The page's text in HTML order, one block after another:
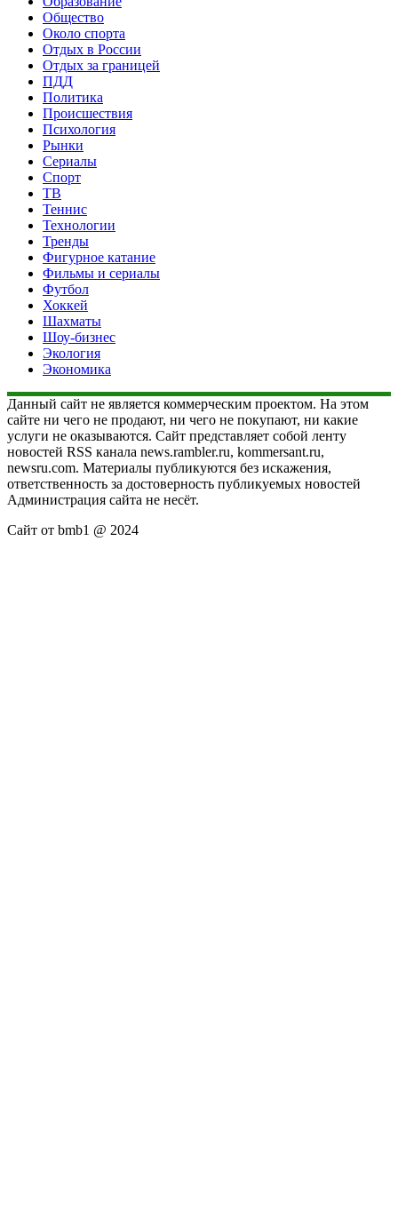
Общество
Около спорта
Отдых в России
Отдых за границей
ПДД
Политика
Происшествия
Психология
Рынки
Сериалы
Спорт
ТВ
Теннис
Технологии
Тренды
Фигурное катание
Фильмы и сериалы
Футбол
Хоккей
Шахматы
Шоу-бизнес
Экология
Экономика
Данный сайт не является коммерческим проектом. На этом
сайте ни чего не продают, ни чего не покупают, ни какие
услуги не оказываются. Сайт представляет собой ленту
новостей RSS канала news.rambler.ru, kommersant.ru,
newsru.com. Материалы публикуются без искажения,
ответственность за достоверность публикуемых новостей
Администрация сайта не несёт.
Сайт от bmb1 @ 2024